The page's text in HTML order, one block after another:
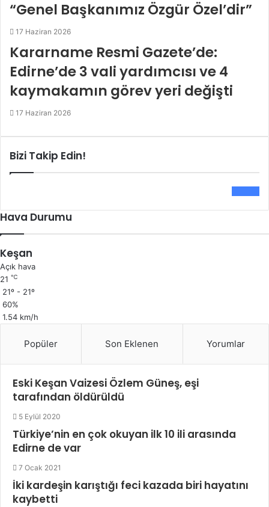
“Genel Başkanımız Özgür Özel’dir”
17 Haziran 2026
Kararname Resmi Gazete’de:
Edirne’de 3 vali yardımcısı ve 4
kaymakamın görev yeri değişti
17 Haziran 2026
Bizi Takip Edin!
Hava Durumu
Keşan
Açık hava
21 ℃
21º - 21º
60%
1.54 km/h
Popüler Son Eklenen Yorumlar
Eski Keşan Vaizesi Özlem Güneş, eşi
tarafından öldürüldü
5 Eylül 2020
Türkiye’nin en çok okuyan ilk 10 ili arasında
Edirne de var
7 Ocak 2021
İki kardeşin karıştığı feci kazada biri hayatını
kaybetti